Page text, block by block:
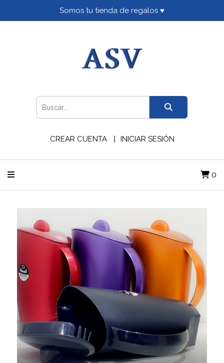
Somos tu tienda de regalos ♥
CREAR CUENTA INICIAR SESIÓN
0